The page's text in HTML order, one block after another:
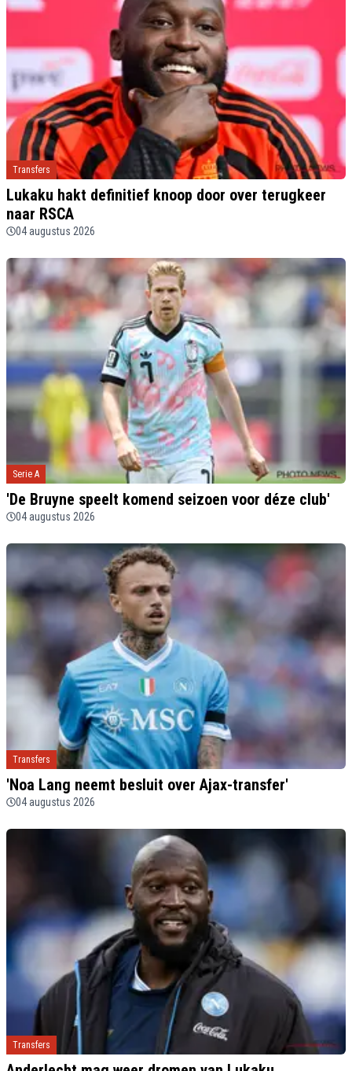
Transfers
Lukaku hakt definitief knoop door over terugkeer
naar RSCA
04 augustus 2026
Serie A
'De Bruyne speelt komend seizoen voor déze club'
04 augustus 2026
Transfers
'Noa Lang neemt besluit over Ajax-transfer'
04 augustus 2026
Transfers